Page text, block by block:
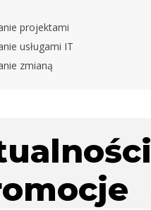
projektami
usługami IT
zmianą